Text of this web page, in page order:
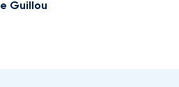
Guillou